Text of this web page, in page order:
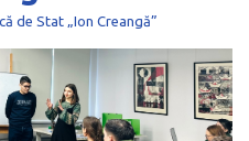
de Stat „Ion Creangă”